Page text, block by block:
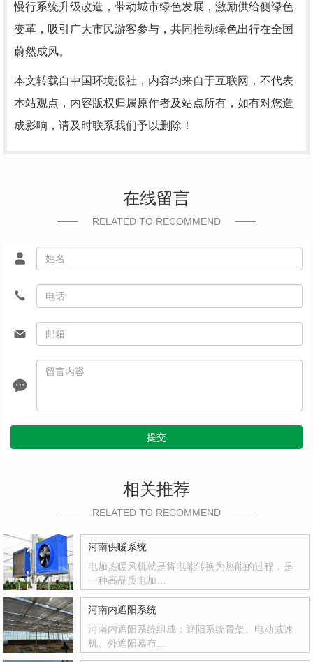
慢行系统升级改造，带动城市绿色发展，激励供给侧绿色
变革，吸引广大市民游客参与，共同推动绿色出行在全国
蔚然成风。
本文转载自中国环境报社，内容均来自于互联网，不代表
本站观点，内容版权归属原作者及站点所有，如有对您造
成影响，请及时联系我们予以删除！
在线留言
RELATED TO RECOMMEND
提交
相关推荐
RELATED TO RECOMMEND
河南供暖系统
电加热暖风机就是将电能转换为热能的过程，是
一种高品质电加…
河南内遮阳系统
河南内遮阳系统组成：遮阳系统骨架、电动减速
机、外遮阳幕布…